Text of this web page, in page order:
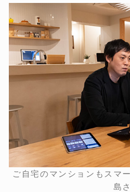
ご自宅のマンションもスマ
島